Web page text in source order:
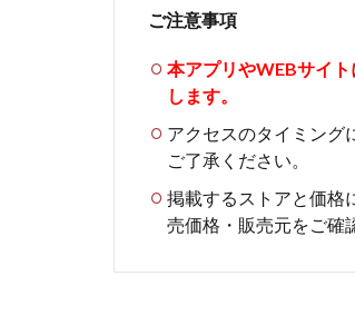
ご注意事項
本アプリやWEBサイ
します。
アクセスのタイミング
ご了承ください。
掲載するストアと価格
売価格・販売元をご確